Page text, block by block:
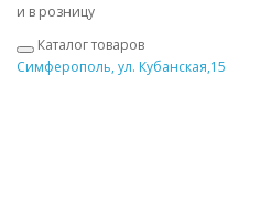
и в розницу
Каталог товаров
Симферополь, ул. Кубанская,15